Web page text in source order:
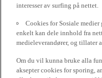
interesser av surfing på nettet.
Cookies for Sosiale
enkelt kan dele innhold fra
medieleverandører, og tillater
Om du vil kunna bruke alla
aksepter cookies for sporing,